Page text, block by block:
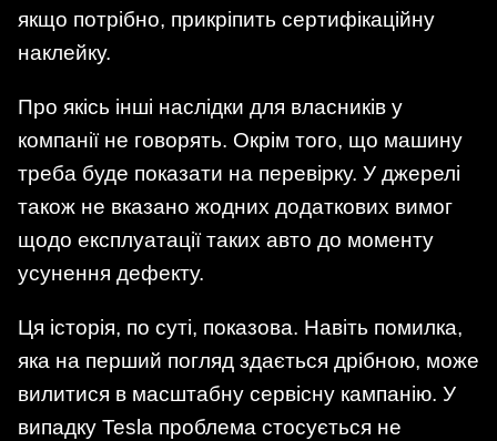
якщо потрібно, прикріпить сертифікаційну
наклейку.
Про якісь інші наслідки для власників у
компанії не говорять. Окрім того, що машину
треба буде показати на перевірку. У джерелі
також не вказано жодних додаткових вимог
щодо експлуатації таких авто до моменту
усунення дефекту.
Ця історія, по суті, показова. Навіть помилка,
яка на перший погляд здається дрібною, може
вилитися в масштабну сервісну кампанію. У
випадку Tesla проблема стосується не